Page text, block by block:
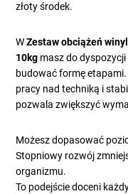
złoty środek.
WZestaw obciążeń
10kg masz do
budować formę
pracy nad techniką i
pozwala zwiększyć
Możesz dopasować
Stopniowy rozwój
organizmu.
To podejście doceni